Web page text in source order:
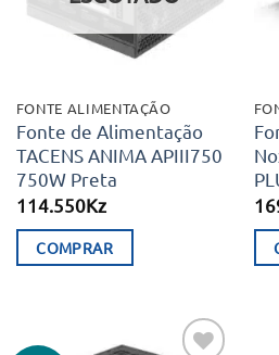
FONTE ALIMENTAÇÃO
Fonte de Alimentação
TACENS ANIMA APIII750
750W Preta
114.550Kz
COMPRAR